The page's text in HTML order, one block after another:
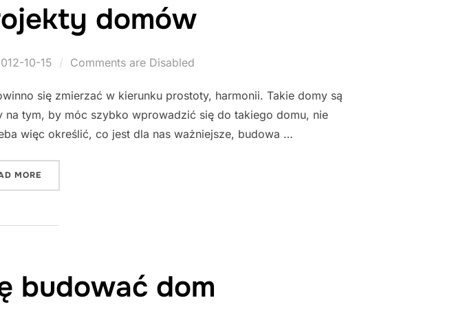
domów
10-15 Comments are Disabled
się zmierzać w kierunku prostoty, harmonii. Takie domy są
na tym, by móc szybko wprowadzić się do takiego domu, nie
więc określić, co jest dla nas ważniejsze, budowa …
MORE
budować dom